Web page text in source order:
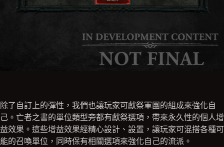
除了自訂上的彈性，我們也讓玩家可獻祭軍團的組成來強化自
己。亡者之書的單位類型旁都有獻祭選項，帶來永久性的個人增
益效果。這些增益效果經精心設計、設置，讓玩家可混搭各種可
能的召喚單位，同時保有相關選項來強化自己的流派。